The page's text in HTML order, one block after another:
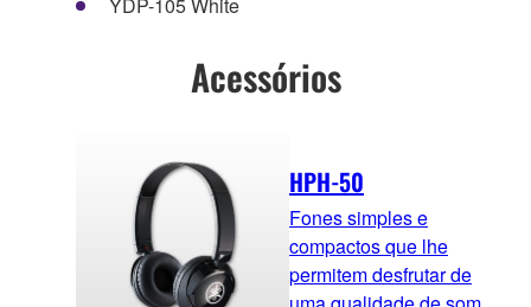
Acessórios
HPH-50
Fones simples e
compactos que lhe
permitem desfrutar de